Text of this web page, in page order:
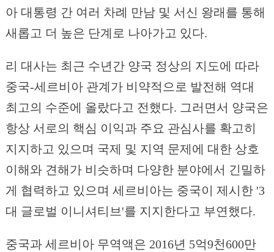
아 대통령 간 여러 차례 만남 및 서신 왕래를 통해
새롭고 더 높은 단계로 나아가고 있다.
리 대사는 최근 수년간 양국 정상의 지도에 따라
중국-세르비아 관계가 비약적으로 발전해 역대
최고의 수준에 올랐다고 전했다. 그러면서 양국은
항상 서로의 핵심 이익과 주요 관심사를 확고히
지지하고 있으며 국제 및 지역 문제에 대한 상호
이해와 견해가 비슷하며 다양한 분야에서 긴밀하
게 협력하고 있으며 세르비아는 중국이 제시한 '3
대 글로벌 이니셔티브'를 지지한다고 부연했다.
중국과 세르비아 무역액은 2016년 5억9천600만